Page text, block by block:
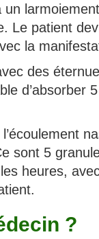
Le patient
la
des
d’absorber
sont 5
heures,
?